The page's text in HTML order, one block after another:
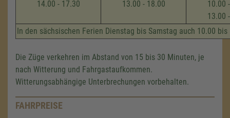
14.00 - 17.30
13.00 - 18.00
10.00
13.00
In den sächsischen Ferien Dienstag bis Samstag auch 10.00 bis
Die Züge verkehren im Abstand von 15 bis 30 Minuten, je
nach Witterung und Fahrgastaufkommen.
Witterungsabhängige Unterbrechungen vorbehalten.
FAHRPREISE